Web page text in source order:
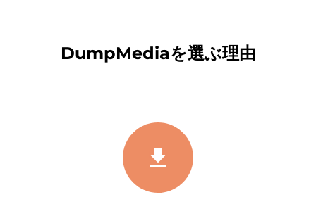
DumpMediaを選ぶ理由